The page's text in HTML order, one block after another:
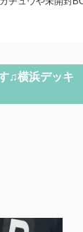
♫横浜デッキ